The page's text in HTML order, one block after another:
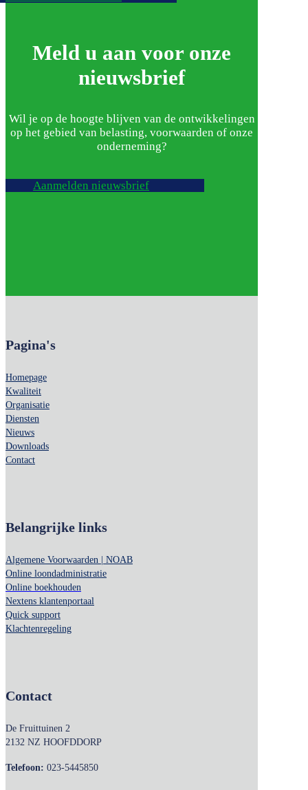
Meld u aan voor onze
nieuwsbrief
Wil je op de hoogte blijven van de ontwikkelingen
op het gebied van belasting, voorwaarden of onze
onderneming?
Aanmelden nieuwsbrief
Pagina's
Homepage
Kwaliteit
Organisatie
Diensten
Nieuws
Downloads
Contact
Belangrijke links
Algemene Voorwaarden | NOAB
Online loondadministratie
Online boekhouden
Nextens klantenportaal
Quick support
Klachtenregeling
Contact
De Fruittuinen 2
2132 NZ HOOFDDORP
Telefoon: 023-5445850